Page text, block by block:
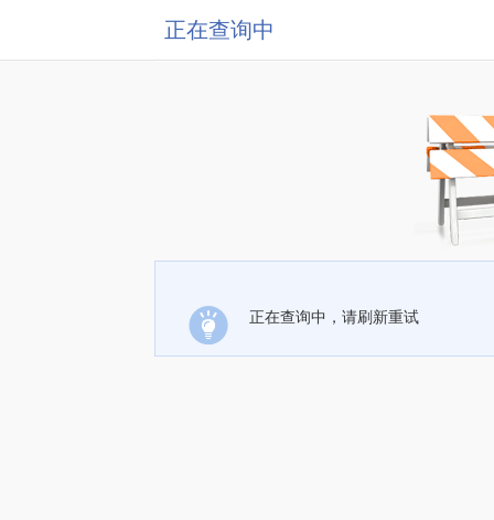
正在查询中
正在查询中，请刷新重试